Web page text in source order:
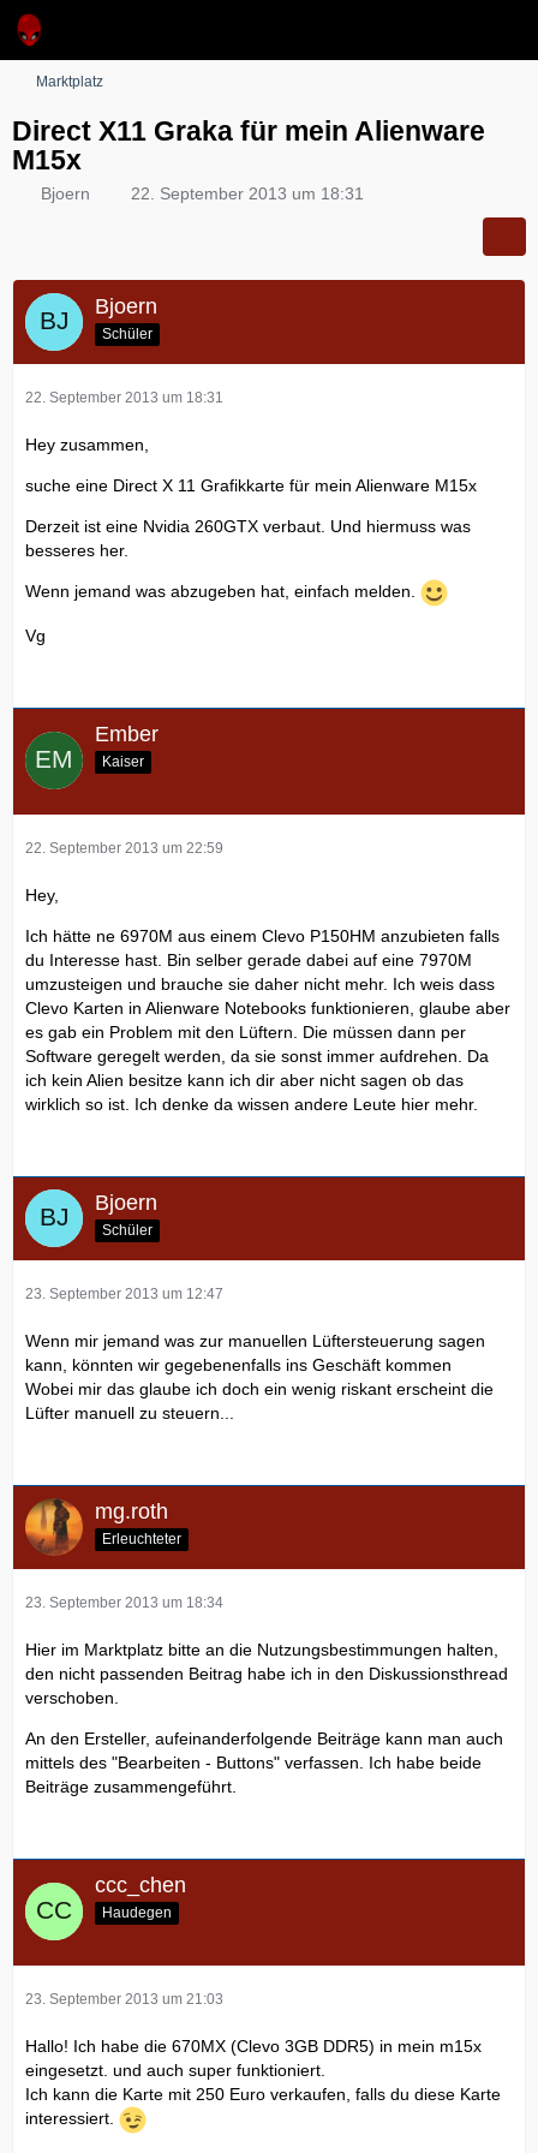
Marktplatz
Direct X11 Graka für mein Alienware
M15x
Bjoern 22. September 2013 um 18:31
Bjoern
Schüler
22. September 2013 um 18:31
Hey zusammen,
suche eine Direct X 11 Grafikkarte für mein Alienware M15x
Derzeit ist eine Nvidia 260GTX verbaut. Und hiermuss was
besseres her.
Wenn jemand was abzugeben hat, einfach melden.
Vg
Ember
Kaiser
22. September 2013 um 22:59
Hey,
Ich hätte ne 6970M aus einem Clevo P150HM anzubieten falls
du Interesse hast. Bin selber gerade dabei auf eine 7970M
umzusteigen und brauche sie daher nicht mehr. Ich weis dass
Clevo Karten in Alienware Notebooks funktionieren, glaube aber
es gab ein Problem mit den Lüftern. Die müssen dann per
Software geregelt werden, da sie sonst immer aufdrehen. Da
ich kein Alien besitze kann ich dir aber nicht sagen ob das
wirklich so ist. Ich denke da wissen andere Leute hier mehr.
Bjoern
Schüler
23. September 2013 um 12:47
Wenn mir jemand was zur manuellen Lüftersteuerung sagen
kann, könnten wir gegebenenfalls ins Geschäft kommen
Wobei mir das glaube ich doch ein wenig riskant erscheint die
Lüfter manuell zu steuern...
mg.roth
Erleuchteter
23. September 2013 um 18:34
Hier im Marktplatz bitte an die Nutzungsbestimmungen halten,
den nicht passenden Beitrag habe ich in den Diskussionsthread
verschoben.
An den Ersteller, aufeinanderfolgende Beiträge kann man auch
mittels des "Bearbeiten - Buttons" verfassen. Ich habe beide
Beiträge zusammengeführt.
ccc_chen
Haudegen
23. September 2013 um 21:03
Hallo! Ich habe die 670MX (Clevo 3GB DDR5) in mein m15x
eingesetzt. und auch super funktioniert.
Ich kann die Karte mit 250 Euro verkaufen, falls du diese Karte
interessiert.